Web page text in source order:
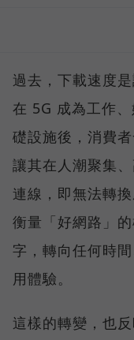
過去，下載速度
在 5G 成為工作
礎設施後，消費
讓其在人潮聚集
連線，即無法轉
衡量「好網路」
字，轉向任何時
用體驗。
這樣的轉變，也